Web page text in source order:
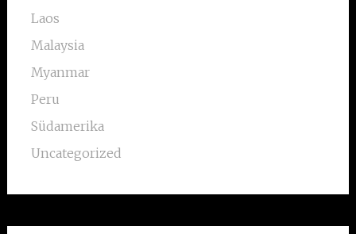
Laos
Malaysia
Myanmar
Peru
Südamerika
Uncategorized